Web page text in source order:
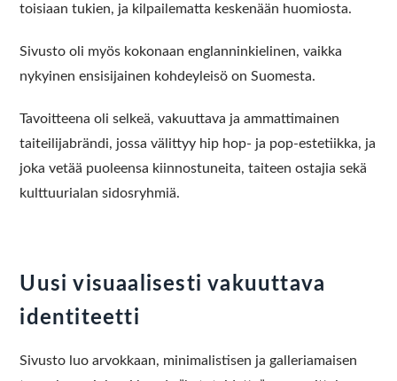
toisiaan tukien, ja kilpailematta keskenään huomiosta.
Sivusto oli myös kokonaan englanninkielinen, vaikka
nykyinen ensisijainen kohdeyleisö on Suomesta.
Tavoitteena oli selkeä, vakuuttava ja ammattimainen
taiteilijabrändi, jossa välittyy hip hop- ja pop-estetiikka, ja
joka vetää puoleensa kiinnostuneita, taiteen ostajia sekä
kulttuurialan sidosryhmiä.
Uusi visuaalisesti vakuuttava
identiteetti
Sivusto luo arvokkaan, minimalistisen ja galleriamaisen